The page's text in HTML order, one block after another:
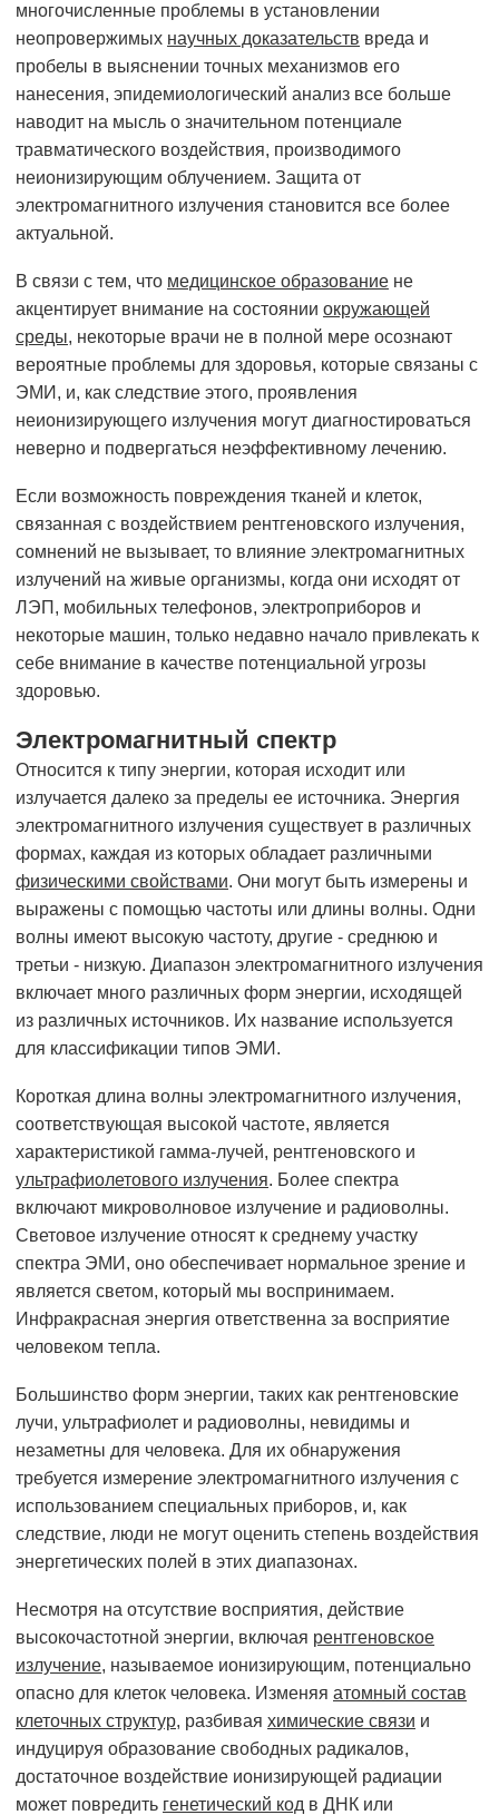
многочисленные проблемы в установлении
неопровержимых научных доказательств вреда и
пробелы в выяснении точных механизмов его
нанесения, эпидемиологический анализ все больше
наводит на мысль о значительном потенциале
травматического воздействия, производимого
неионизирующим облучением. Защита от
электромагнитного излучения становится все более
актуальной.
В связи с тем, что медицинское образование не
акцентирует внимание на состоянии окружающей
среды, некоторые врачи не в полной мере осознают
вероятные проблемы для здоровья, которые связаны с
ЭМИ, и, как следствие этого, проявления
неионизирующего излучения могут диагностироваться
неверно и подвергаться неэффективному лечению.
Если возможность повреждения тканей и клеток,
связанная с воздействием рентгеновского излучения,
сомнений не вызывает, то влияние электромагнитных
излучений на живые организмы, когда они исходят от
ЛЭП, мобильных телефонов, электроприборов и
некоторые машин, только недавно начало привлекать к
себе внимание в качестве потенциальной угрозы
здоровью.
Электромагнитный спектр
Относится к типу энергии, которая исходит или
излучается далеко за пределы ее источника. Энергия
электромагнитного излучения существует в различных
формах, каждая из которых обладает различными
физическими свойствами. Они могут быть измерены и
выражены с помощью частоты или длины волны. Одни
волны имеют высокую частоту, другие - среднюю и
третьи - низкую. Диапазон электромагнитного излучения
включает много различных форм энергии, исходящей
из различных источников. Их название используется
для классификации типов ЭМИ.
Короткая длина волны электромагнитного излучения,
соответствующая высокой частоте, является
характеристикой гамма-лучей, рентгеновского и
ультрафиолетового излучения. Более спектра
включают микроволновое излучение и радиоволны.
Световое излучение относят к среднему участку
спектра ЭМИ, оно обеспечивает нормальное зрение и
является светом, который мы воспринимаем.
Инфракрасная энергия ответственна за восприятие
человеком тепла.
Большинство форм энергии, таких как рентгеновские
лучи, ультрафиолет и радиоволны, невидимы и
незаметны для человека. Для их обнаружения
требуется измерение электромагнитного излучения с
использованием специальных приборов, и, как
следствие, люди не могут оценить степень воздействия
энергетических полей в этих диапазонах.
Несмотря на отсутствие восприятия, действие
высокочастотной энергии, включая рентгеновское
излучение, называемое ионизирующим, потенциально
опасно для клеток человека. Изменяя атомный состав
клеточных структур, разбивая химические связи и
индуцируя образование свободных радикалов,
достаточное воздействие ионизирующей радиации
может повредить генетический код в ДНК или